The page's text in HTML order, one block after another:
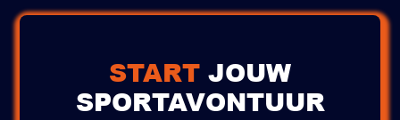
START JOUW
SPORTAVONTUUR